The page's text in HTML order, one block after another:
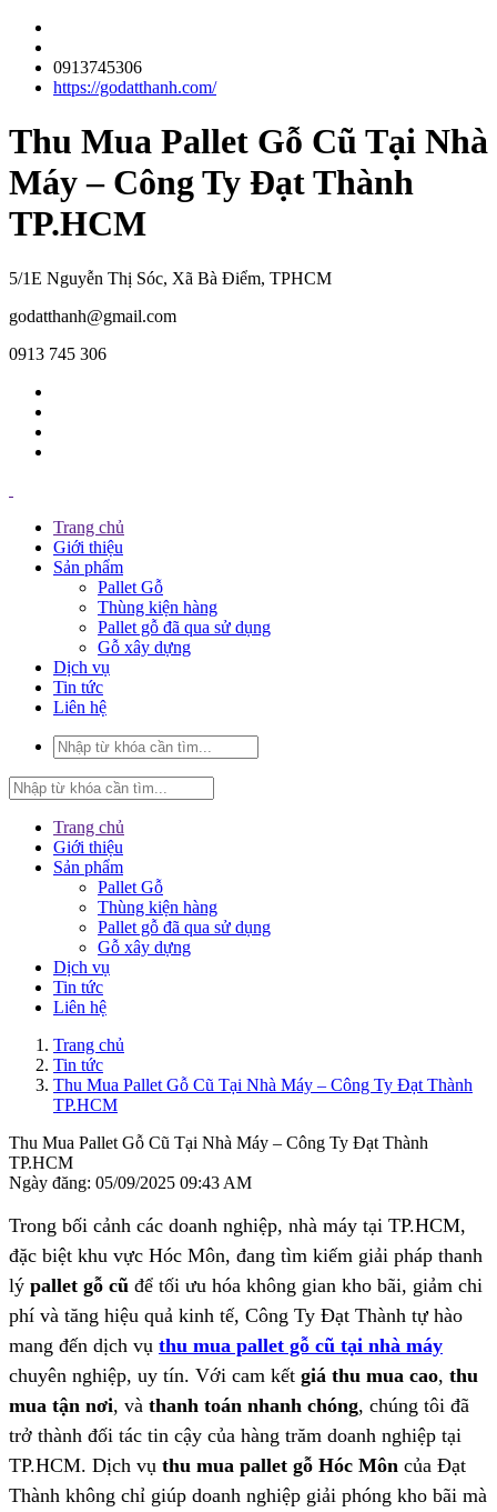
0913745306
https://godatthanh.com/
Thu Mua Pallet Gỗ Cũ Tại Nhà
Máy – Công Ty Đạt Thành
TP.HCM
5/1E Nguyễn Thị Sóc, Xã Bà Điểm, TPHCM
godatthanh@gmail.com
0913 745 306
Trang chủ
Giới thiệu
Sản phẩm
Pallet Gỗ
Thùng kiện hàng
Pallet gỗ đã qua sử dụng
Gỗ xây dựng
Dịch vụ
Tin tức
Liên hệ
Trang chủ
Giới thiệu
Sản phẩm
Pallet Gỗ
Thùng kiện hàng
Pallet gỗ đã qua sử dụng
Gỗ xây dựng
Dịch vụ
Tin tức
Liên hệ
Trang chủ
Tin tức
Thu Mua Pallet Gỗ Cũ Tại Nhà Máy – Công Ty Đạt Thành
TP.HCM
Thu Mua Pallet Gỗ Cũ Tại Nhà Máy – Công Ty Đạt Thành
TP.HCM
Ngày đăng: 05/09/2025 09:43 AM
Trong bối cảnh các doanh nghiệp, nhà máy tại TP.HCM,
đặc biệt khu vực Hóc Môn, đang tìm kiếm giải pháp thanh
lý pallet gỗ cũ để tối ưu hóa không gian kho bãi, giảm chi
phí và tăng hiệu quả kinh tế, Công Ty Đạt Thành tự hào
mang đến dịch vụ thu mua pallet gỗ cũ tại nhà máy
chuyên nghiệp, uy tín. Với cam kết giá thu mua cao, thu
mua tận nơi, và thanh toán nhanh chóng, chúng tôi đã
trở thành đối tác tin cậy của hàng trăm doanh nghiệp tại
TP.HCM. Dịch vụ thu mua pallet gỗ Hóc Môn của Đạt
Thành không chỉ giúp doanh nghiệp giải phóng kho bãi mà